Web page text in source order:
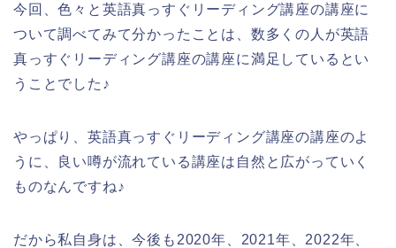
今回、色々と英語真っすぐリーディング講座の講座に
ついて調べてみて分かったことは、数多くの人が英語
真っすぐリーディング講座の講座に満足しているとい
うことでした♪
やっぱり、英語真っすぐリーディング講座の講座のよ
うに、良い噂が流れている講座は自然と広がっていく
ものなんですね♪
だから私自身は、今後も2020年、2021年、2022年、